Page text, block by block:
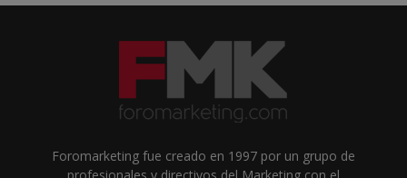
Foromarketing fue creado en 1997 por un grupo de